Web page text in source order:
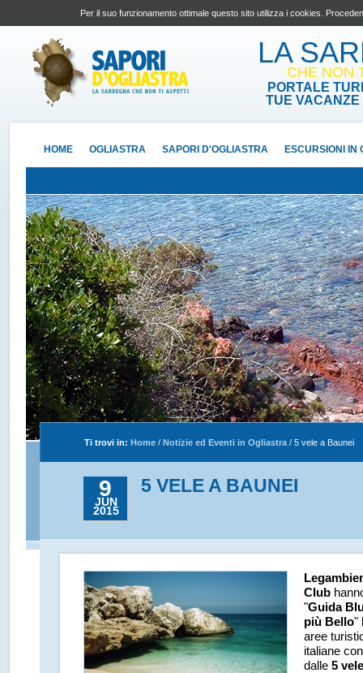
Per il suo funzionamento ottimale questo sito utilizza i cookies.
LA
CHE NON
PORTALE
TUE
HOME OGLIASTRA SAPORI D'OGLIASTRA ESCURSIONI IN
Ti trovi in: Home / Notizie ed Eventi in Ogliastra / 5 vele a Baunei
9
JUN
2015
5 VELE A BAUNEI
Club
"Guida
più Bello"
aree
italiane
dalle 5 vele